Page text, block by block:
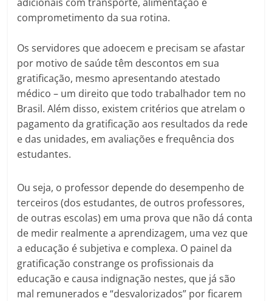
comprometimento da sua rotina.
Os servidores que adoecem e precisam se afastar
por motivo de saúde têm descontos em sua
gratificação, mesmo apresentando atestado
médico – um direito que todo trabalhador tem no
Brasil. Além disso, existem critérios que atrelam o
pagamento da gratificação aos resultados da rede
e das unidades, em avaliações e frequência dos
estudantes.
Ou seja, o professor depende do desempenho de
terceiros (dos estudantes, de outros professores,
de outras escolas) em uma prova que não dá conta
de medir realmente a aprendizagem, uma vez que
a educação é subjetiva e complexa. O painel da
gratificação constrange os profissionais da
educação e causa indignação nestes, que já são
mal remunerados e “desvalorizados” por ficarem